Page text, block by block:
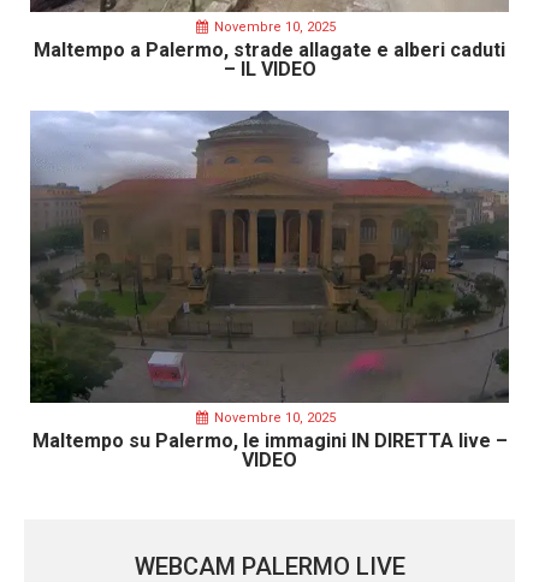
Novembre 10, 2025
Maltempo a Palermo, strade allagate e alberi caduti
– IL VIDEO
Novembre 10, 2025
Maltempo su Palermo, le immagini IN DIRETTA live –
VIDEO
WEBCAM PALERMO LIVE